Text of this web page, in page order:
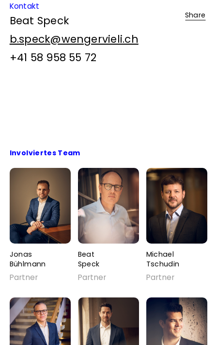
Kontakt
Beat Speck
b.speck@wengervieli.ch
+41 58 958 55 72
Involviertes Team
Jonas
Bühlmann
Partner
Beat
Speck
Partner
Michael
Tschudin
Partner
Share